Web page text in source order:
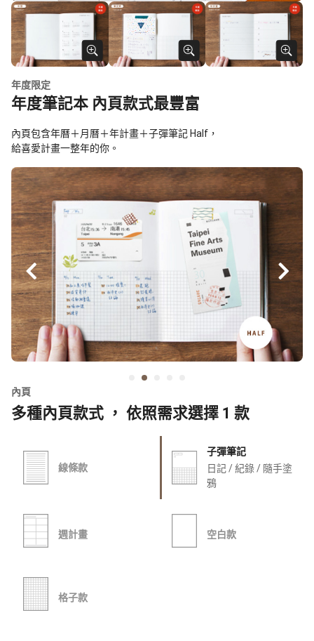
年度限定
年度筆記本 內頁款式最豐富
內頁包含年曆＋月曆＋年計畫＋子彈筆記 Half，
給喜愛計畫一整年的你。
內頁
多種內頁款式 ， 依照需求選擇 1 款
線條款
子彈筆記
日記 / 紀錄 / 隨手塗
鴉
週計畫 空白款
格子款